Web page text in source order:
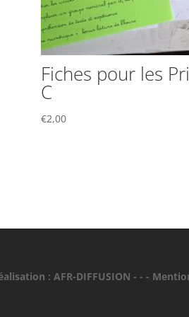
Fiches pour les
C
€2,00
:AFR-DIFFUSION - - -